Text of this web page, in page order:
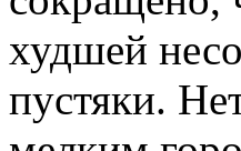
худшей
пустяки.